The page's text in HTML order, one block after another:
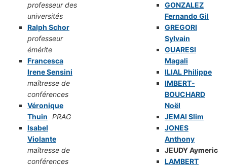
professeur des
universités
Ralph Schor
professeur
émérite
Francesca
Irene Sensini
maîtresse de
conférences
Véronique
Thuin PRAG
Isabel
Violante
maîtresse de
conférences
GONZALEZ
Fernando Gil
GREGORI
Sylvain
GUARESI
Magali
ILIAL Philippe
IMBERT-
BOUCHARD
Noël
JEMAI Slim
JONES
Anthony
JEUDY Aymeric
LAMBERT